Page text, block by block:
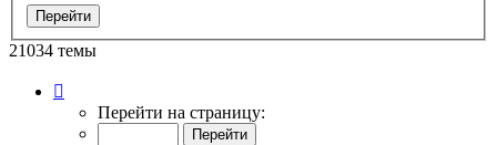
21034 темы
Перейти на страницу: